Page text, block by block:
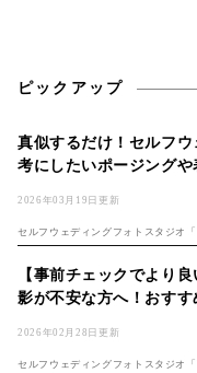
ピックアップ
2026年03月19日更新
真似するだけ！セルフ
考にしたいポージングや
セルフウェディングフォトスタジオ
めてのセルフフォト！準備は「セル
「フォトウェディング費用ガイド」
んな...
2026年02月28日更新
【事前チェックでより
影が不安な方へ！おすす
セルフウェディングフォトスタジオ